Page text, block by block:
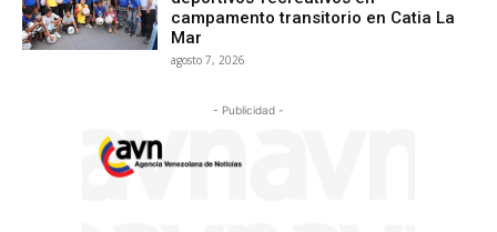
campamento transitorio en Catia La
Mar
agosto 7, 2026
- Publicidad -